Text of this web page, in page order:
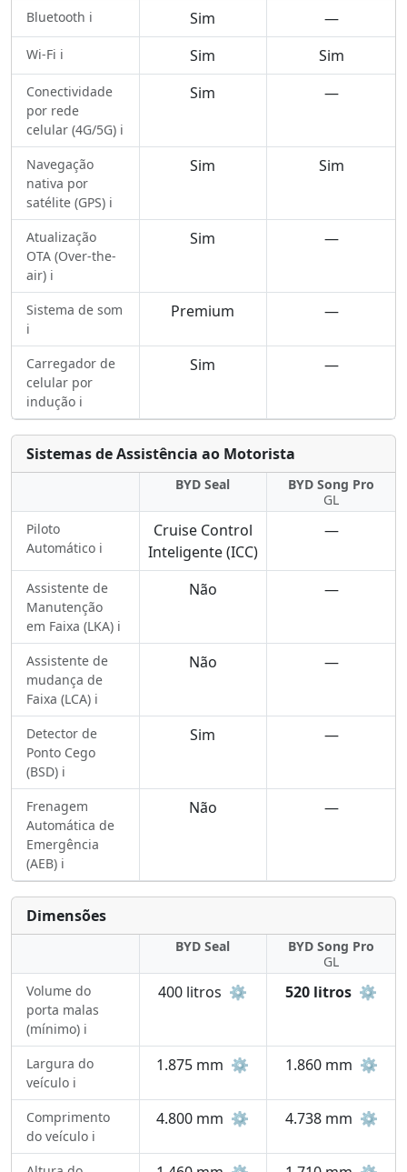
Bluetooth ℹ️ Sim —
Wi-Fi ℹ️ Sim Sim
Conectividade
por rede
celular (4G/5G) ℹ️
Sim —
Navegação
nativa por
satélite (GPS) ℹ️
Sim Sim
Atualização
OTA (Over-the-
air) ℹ️
Sim —
Sistema de som
ℹ️
Premium —
Carregador de
celular por
indução ℹ️
Sim —
Sistemas de Assistência ao Motorista
BYD Seal
BYD Song Pro
GL
Piloto
Automático ℹ️
Cruise Control
Inteligente (ICC)
—
Assistente de
Manutenção
em Faixa (LKA) ℹ️
Não —
Assistente de
mudança de
Faixa (LCA) ℹ️
Não —
Detector de
Ponto Cego
(BSD) ℹ️
Sim —
Frenagem
Automática de
Emergência
(AEB) ℹ️
Não —
Dimensões
BYD Seal
BYD Song Pro
GL
Volume do
porta malas
(mínimo) ℹ️
400 litros ⚙️ 520 litros ⚙️
Largura do
veículo ℹ️
1.875 mm ⚙️ 1.860 mm ⚙️
Comprimento
do veículo ℹ️
4.800 mm ⚙️ 4.738 mm ⚙️